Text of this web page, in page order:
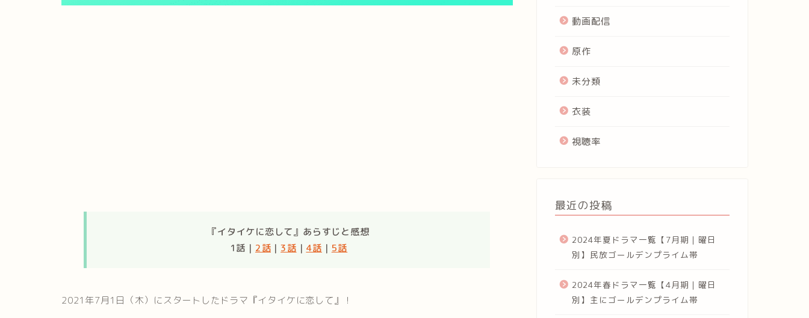
『イタイケに恋して』あらすじと感想
1話｜ 2話 ｜3話 ｜ 4話 ｜ 5話
2021年7月1日（木）にスタートしたドラマ『イタイケに恋して』！
動画配信
原作
未分類
衣装
視聴率
最近の投稿
2024年夏ドラマ一覧【7月期｜曜日
別】民放ゴールデンプライム帯
2024年春ドラマ一覧【4月期｜曜日
別】主にゴールデンプライム帯